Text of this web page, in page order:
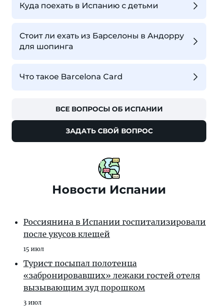
Куда поехать в Испанию с детьми
Стоит ли ехать из Барселоны в Андорру
для шопинга
Что такое Barcelona Card
ВСЕ ВОПРОСЫ ОБ ИСПАНИИ
ЗАДАТЬ СВОЙ ВОПРОС
Новости Испании
Россиянина в Испании госпитализировали
после укусов клещей
15 июл
Турист посыпал полотенца
«забронировавших» лежаки гостей отеля
вызывающим зуд порошком
3 июл